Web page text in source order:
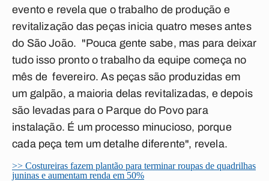
evento e revela que o trabalho de produção e
revitalização das peças inicia quatro meses antes
do São João. "Pouca gente sabe, mas para deixar
tudo isso pronto o trabalho da equipe começa no
mês de fevereiro. As peças são produzidas em
um galpão, a maioria delas revitalizadas, e depois
são levadas para o Parque do Povo para
instalação. É um processo minucioso, porque
cada peça tem um detalhe diferente", revela.
>> Costureiras fazem plantão para terminar roupas de quadrilhas
juninas e aumentam renda em 50%